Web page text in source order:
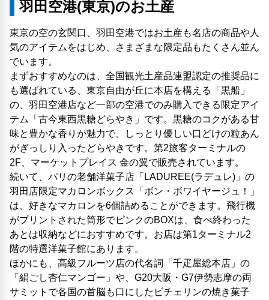
羽田空港(東京)のお土産
東京の空の玄関口、羽田空港ではお土産も名店の商品や人
気のアイテムをはじめ、さまざまな限定品もたくさん並ん
でいます。
まずおすすめなのは、全国観光土産品連盟認定の推奨品に
も選ばれている、東京自由が丘に本店を構える「黒船」
の、羽田空港店など一部の空港でのみ購入できる限定アイ
テム「古今東西黒糖どらやき」です。黒糖のコクがある甘
味と豊かな香りが魅力で、しっとり優しい口どけの粒あん
がぎっしり入ったどらやきです。第2旅客ターミナルの
2F、マーケットプレイス 金の翼で販売されています。
続いて、パリの老舗洋菓子店「LADUREE(ラデュレ)」の
羽田店限定マカロンボックス「ボン・ボワイヤージュ！」
は、好きなマカロンを6個詰めることができます。飛行機
がプリントされた筒形でピンクのBOXは、食べ終わった
あとは収納などにおすすめです。お店は第1ターミナル2
階の特選洋菓子館にあります。
ほかにも、高級フルーツ店の代名詞「千疋屋総本店」の
「絹ごし杏仁マンゴー」や、G20大阪・G7伊勢志摩の両
サミットで各国の首脳も口にしたビチェリンの焼き菓子